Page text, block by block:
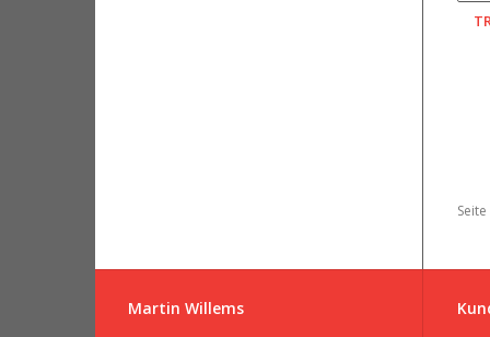
Martin Willems